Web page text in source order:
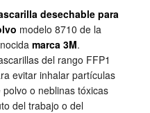
desechable para
modelo 8710 de la
marca 3M.
del rango FFP1
evitar inhalar partículas
polvo o neblinas tóxicas
del trabajo o del